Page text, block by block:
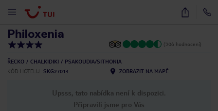
21
Philoxenia
(306 hodnocení)
ŘECKO CHALKIDIKI
PSAKOUDIA/SITHONIA
KÓD HOTELU
SKG27014 ZOBRAZIT NA MAPĚ
Upsss, tato nabídka není k dispozici.
Připravili jsme pro Vás